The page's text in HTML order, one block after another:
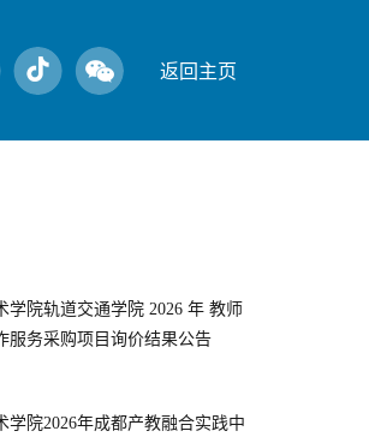
返回主页
学院轨道交通学院 2026 年 教师
服务采购项目询价结果公告
学院2026年成都产教融合实践中